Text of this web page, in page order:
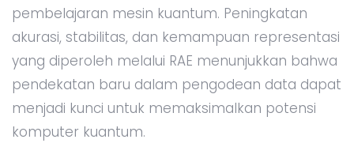
pembelajaran mesin kuantum. Peningkatan
akurasi, stabilitas, dan kemampuan representasi
yang diperoleh melalui RAE menunjukkan bahwa
pendekatan baru dalam pengodean data dapat
menjadi kunci untuk memaksimalkan potensi
komputer kuantum.